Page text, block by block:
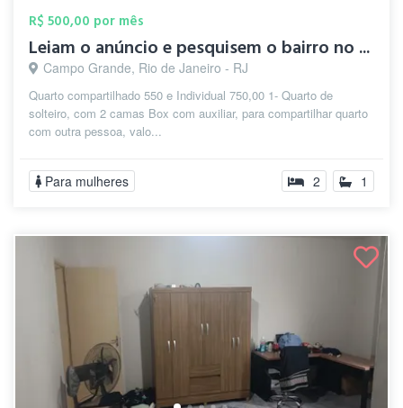
R$ 500,00 por mês
Leiam o anúncio e pesquisem o bairro no ...
Campo Grande, Rio de Janeiro - RJ
Quarto compartilhado 550 e Individual 750,00 1- Quarto de
solteiro, com 2 camas Box com auxiliar, para compartilhar quarto
com outra pessoa, valo...
Para mulheres 2 1